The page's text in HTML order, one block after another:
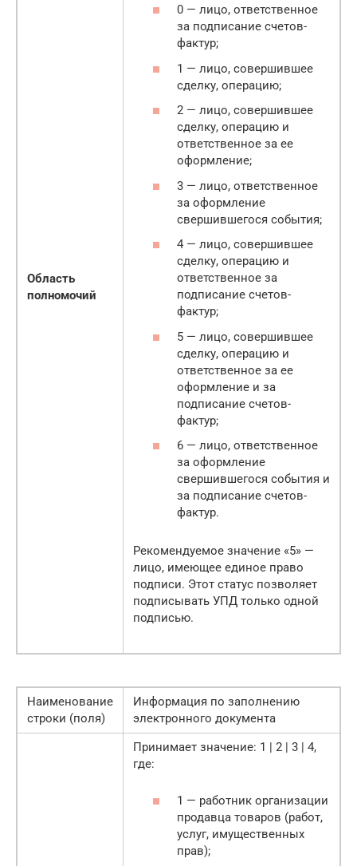
Область
полномочий
0 — лицо, ответственное
за подписание счетов-
фактур;
1 — лицо, совершившее
сделку, операцию;
2 — лицо, совершившее
сделку, операцию и
ответственное за ее
оформление;
3 — лицо, ответственное
за оформление
свершившегося события;
4 — лицо, совершившее
сделку, операцию и
ответственное за
подписание счетов-
фактур;
5 — лицо, совершившее
сделку, операцию и
ответственное за ее
оформление и за
подписание счетов-
фактур;
6 — лицо, ответственное
за оформление
свершившегося события и
за подписание счетов-
фактур.
Рекомендуемое значение «5» —
лицо, имеющее единое право
подписи. Этот статус позволяет
подписывать УПД только одной
подписью.
Наименование
строки (поля)
Информация по заполнению
электронного документа
Принимает значение: 1 | 2 | 3 | 4,
где:
1 — работник организации
продавца товаров (работ,
услуг, имущественных
прав);